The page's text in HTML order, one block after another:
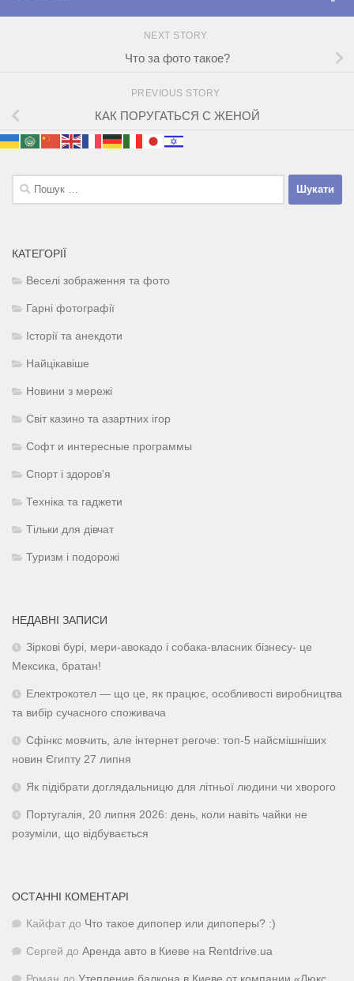
NEXT STORY
Что за фото такое?
PREVIOUS STORY
КАК ПОРУГАТЬСЯ С ЖЕНОЙ
Пошук:
КАТЕГОРІЇ
Веселі зображення та фото
Гарні фотографії
Історії та анекдоти
Найцікавіше
Новини з мережі
Світ казино та азартних ігор
Софт и интересные программы
Спорт і здоров'я
Техніка та гаджети
Тільки для дівчат
Туризм і подорожі
НЕДАВНІ ЗАПИСИ
Зіркові бурі, мери-авокадо і собака-власник бізнесу- це
Мексика, братан!
Електрокотел — що це, як працює, особливості виробництва
та вибір сучасного споживача
Сфінкс мовчить, але інтернет регоче: топ-5 найсмішніших
новин Єгипту 27 липня
Як підібрати доглядальницю для літньої людини чи хворого
Португалія, 20 липня 2026: день, коли навіть чайки не
розуміли, що відбувається
ОСТАННІ КОМЕНТАРІ
Кайфат до Что такое дипопер или дипоперы? :)
Сергей до Аренда авто в Киеве на Rentdrive.ua